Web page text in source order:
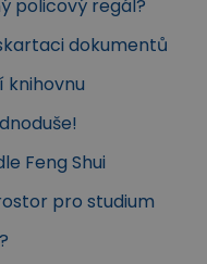
policový regál?
dokumentů
knihovnu
Feng Shui
pro studium